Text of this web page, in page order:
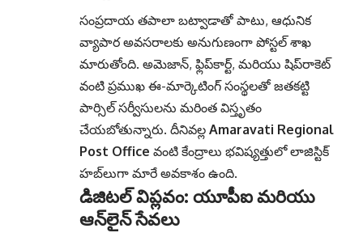
సంప్రదాయ తపాలా బట్వాడాతో పాటు, ఆధునిక
వ్యాపార అవసరాలకు అనుగుణంగా పోస్టల్ శాఖ
మారుతోంది. అమెజాన్, ఫ్లిప్‌కార్ట్, మరియు షిప్‌రాకెట్
వంటి ప్రముఖ ఈ-మార్కెటింగ్ సంస్థలతో జతకట్టి
పార్సిల్ సర్వీసులను మరింత విస్తృతం
చేయబోతున్నారు. దీనివల్ల Amaravati Regional
Post Office వంటి కేంద్రాలు భవిష్యత్తులో లాజిస్టిక్
హబ్‌లుగా మారే అవకాశం ఉంది.
డిజిటల్ విప్లవం: యూపీఐ మరియు
ఆన్‌లైన్ సేవలు